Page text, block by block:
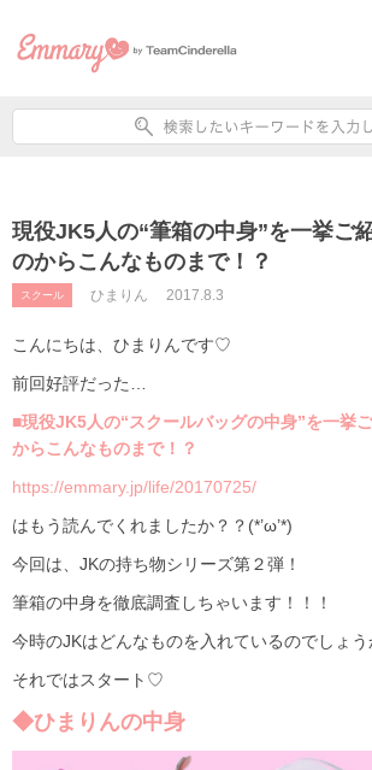
現役JK5人の“筆箱の中身”を一挙ご
のからこんなものまで！？
スクール ひまりん 2017.8.3
こんにちは、ひまりんです♡
前回好評だった…
■現役JK5人の“スクールバッグの中身”を一挙
からこんなものまで！？
https://emmary.jp/life/20170725/
はもう読んでくれましたか？？(*’ω’*)
今回は、JKの持ち物シリーズ第２弾！
筆箱の中身を徹底調査しちゃいます！！！
今時のJKはどんなものを入れているのでしょう
それではスタート♡
◆ひまりんの中身